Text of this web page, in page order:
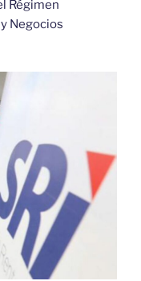
Régimen
Negocios